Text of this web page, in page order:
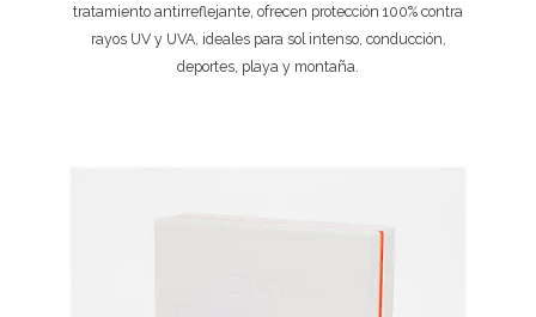
tratamiento antirreflejante, ofrecen protección 100% contra
rayos UV y UVA, ideales para sol intenso, conducción,
deportes, playa y montaña.